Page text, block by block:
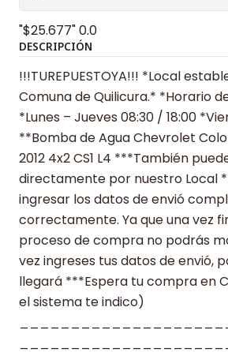
"$25.677"0.0
DESCRIPCIÓN
!!!TUREPUESTOYA!!! *Local
Comuna de Quilicura.* *Horario
*Lunes – Jueves 08:30 / 18:00
**Bomba de Agua Chevrolet
2012 4x2 CS1 L4 ***También
directamente por nuestro Local
ingresar los datos de envió
correctamente. Ya que una vez
proceso de compra no podrás
vez ingreses tus datos de envió,
llegará ***Espera tu compra en
el sistema te indico)